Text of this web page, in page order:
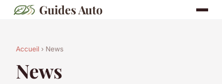
Guides Auto
Accueil › News
News